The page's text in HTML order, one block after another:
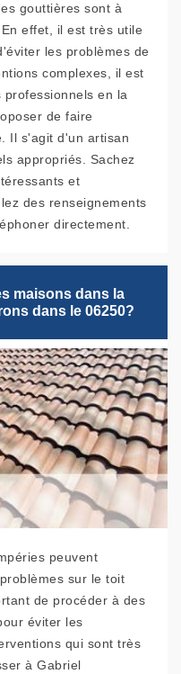
gouttières sont à
effet, il est très utile
les problèmes de
complexes, il est
professionnels en la
de faire
Il s'agit d'un artisan
appropriés. Sachez
et
des renseignements
directement.
maisons dans la
dans le 06250?
peuvent
sur le toit
de procéder à des
éviter les
qui sont très
à Gabriel